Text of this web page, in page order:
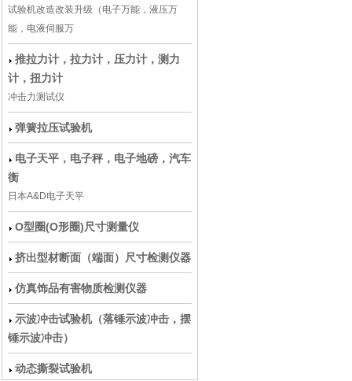
试验机改造改装升级（电子万能，液压万
能，电液伺服万
推拉力计，拉力计，压力计，测力
计，扭力计
冲击力测试仪
弹簧拉压试验机
电子天平，电子秤，电子地磅，汽车
衡
日本A&D电子天平
O型圈(O形圈)尺寸测量仪
挤出型材断面（端面）尺寸检测仪器
仿真饰品有害物质检测仪器
示波冲击试验机（落锤示波冲击，摆
锤示波冲击）
动态撕裂试验机